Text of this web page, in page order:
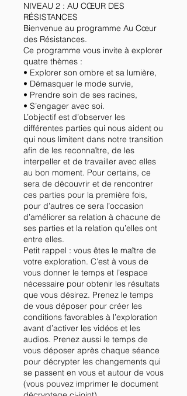
NIVEAU 2 : AU CŒUR DES
RÉSISTANCES
Bienvenue au programme Au Cœur
des Résistances.
Ce programme vous invite à explorer
quatre thèmes :
• Explorer son ombre et sa lumière,
• Démasquer le mode survie,
• Prendre soin de ses racines,
• S’engager avec soi.
L’objectif est d’observer les
différentes parties qui nous aident ou
qui nous limitent dans notre transition
afin de les reconnaître, de les
interpeller et de travailler avec elles
au bon moment. Pour certains, ce
sera de découvrir et de rencontrer
ces parties pour la première fois,
pour d’autres ce sera l’occasion
d’améliorer sa relation à chacune de
ses parties et la relation qu’elles ont
entre elles.
Petit rappel : vous êtes le maître de
votre exploration. C’est à vous de
vous donner le temps et l’espace
nécessaire pour obtenir les résultats
que vous désirez. Prenez le temps
de vous déposer pour créer les
conditions favorables à l’exploration
avant d’activer les vidéos et les
audios. Prenez aussi le temps de
vous déposer après chaque séance
pour décrypter les changements qui
se passent en vous et autour de vous
(vous pouvez imprimer le document